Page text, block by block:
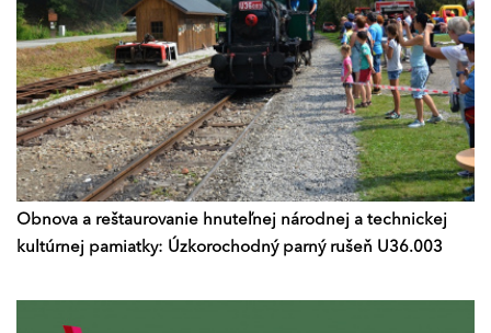
Obnova a reštaurovanie hnuteľnej národnej a technickej
kultúrnej pamiatky: Úzkorochodný parný rušeň U36.003